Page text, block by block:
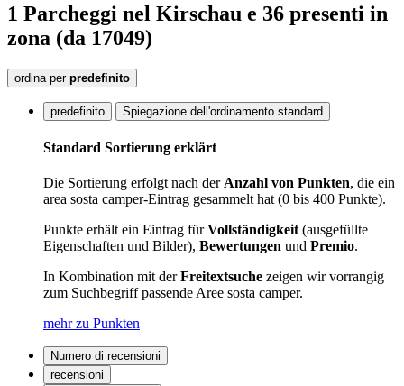
1 Parcheggi nel Kirschau e 36 presenti in
zona (da 17049)
ordina per predefinito
predefinito Spiegazione dell'ordinamento standard
Standard Sortierung erklärt
Die Sortierung erfolgt nach der Anzahl von Punkten, die ein
area sosta camper-Eintrag gesammelt hat (0 bis 400 Punkte).
Punkte erhält ein Eintrag fürVollständigkeit (ausgefüllte
Eigenschaften und Bilder), Bewertungen und Premio.
In Kombination mit derFreitextsuche zeigen wir vorrangig
zum Suchbegriff passende Aree sosta camper.
mehr zu Punkten
Numero di recensioni
recensioni